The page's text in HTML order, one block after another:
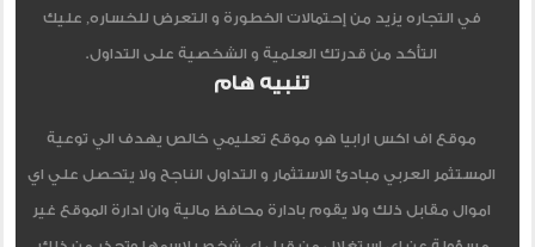
في التجاره يزيد من إحتمالات الخطورة و التعرض للخساره, عليك
التأكد من قدرتك العلمية و الشخصية على التداول.
تنبيه هام
موقع اف اكس ارابيا هو موقع تعليمي خالص يهدف الي توعية
المستثمر العربي مبادئ الاستثمار و التداول الناجح ولا يتحصل علي اي
اموال مقابل ذلك ولا يقوم بادارة محافظ مالية وان ادارة الموقع غير